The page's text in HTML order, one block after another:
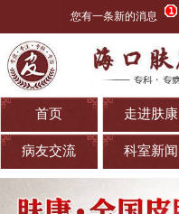
您有一条新的消息
首页 走进肤康
病友交流 科室新闻